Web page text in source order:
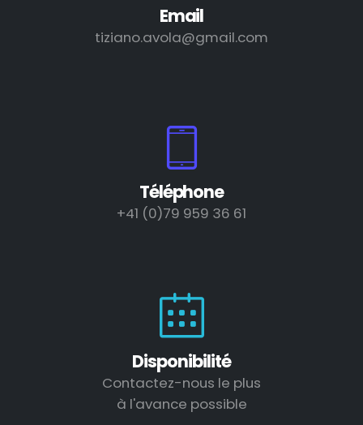
Email
tiziano.avola@gmail.com
Téléphone
+41 (0)79 959 36 61
Disponibilité
Contactez-nous le plus
à l'avance possible